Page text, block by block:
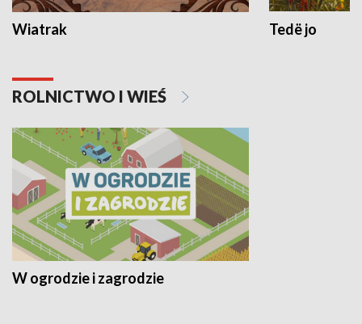
Wiatrak Tedë jo
ROLNICTWO I WIEŚ
W ogrodzie i zagrodzie